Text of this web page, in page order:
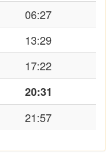
06:27
13:29
17:22
20:31
21:57